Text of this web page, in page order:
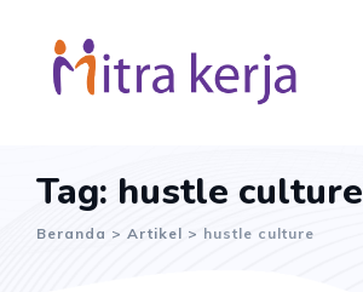
content
Tag: hustle culture
Beranda > Artikel > hustle culture